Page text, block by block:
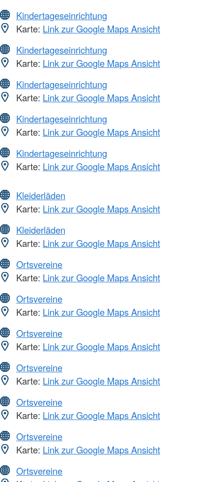
Kindertageseinrichtung
Karte: Link zur Google Maps Ansicht
Kindertageseinrichtung
Karte: Link zur Google Maps Ansicht
Kindertageseinrichtung
Karte: Link zur Google Maps Ansicht
Kindertageseinrichtung
Karte: Link zur Google Maps Ansicht
Kindertageseinrichtung
Karte: Link zur Google Maps Ansicht
Kleiderläden
Karte: Link zur Google Maps Ansicht
Kleiderläden
Karte: Link zur Google Maps Ansicht
Ortsvereine
Karte: Link zur Google Maps Ansicht
Ortsvereine
Karte: Link zur Google Maps Ansicht
Ortsvereine
Karte: Link zur Google Maps Ansicht
Ortsvereine
Karte: Link zur Google Maps Ansicht
Ortsvereine
Karte: Link zur Google Maps Ansicht
Ortsvereine
Karte: Link zur Google Maps Ansicht
Ortsvereine